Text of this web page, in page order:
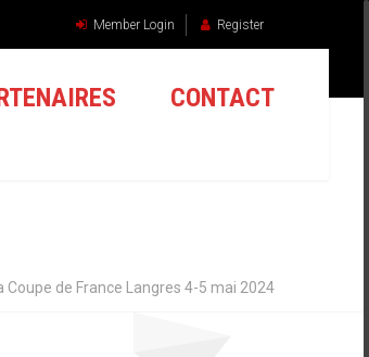
Member Login Register
CONTACT
Coupe de France Langres 4-5 mai 2024